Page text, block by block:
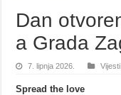
Dan
a Grada
7. lipnja 2026. Vijesti
Spread the love